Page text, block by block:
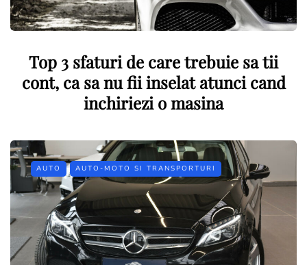
Top 3 sfaturi de care trebuie sa tii
cont, ca sa nu fii inselat atunci cand
inchiriezi o masina
AUTO AUTO-MOTO SI TRANSPORTURI